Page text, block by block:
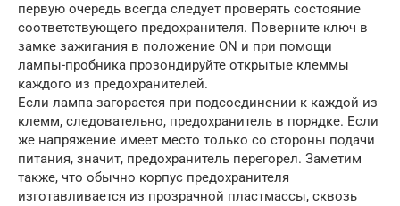
первую очередь всегда следует проверять состояние
соответствующего предохранителя. Поверните ключ в
замке зажигания в положение ON и при помощи
лампы-пробника прозондируйте открытые клеммы
каждого из предохранителей.
Если лампа загорается при подсоединении к каждой из
клемм, следовательно, предохранитель в порядке. Если
же напряжение имеет место только со стороны подачи
питания, значит, предохранитель перегорел. Заметим
также, что обычно корпус предохранителя
изготавливается из прозрачной пластмассы, сквозь